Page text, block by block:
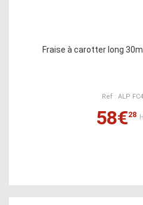
Fraise à carotter long
Ref : ALP
58€28